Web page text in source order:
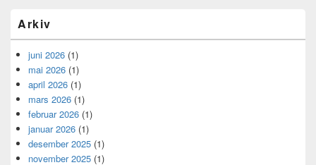
Arkiv
juni 2026 (1)
mai 2026 (1)
april 2026 (1)
mars 2026 (1)
februar 2026 (1)
januar 2026 (1)
desember 2025 (1)
november 2025 (1)